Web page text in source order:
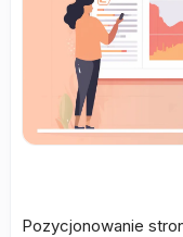
Pozycjonowanie